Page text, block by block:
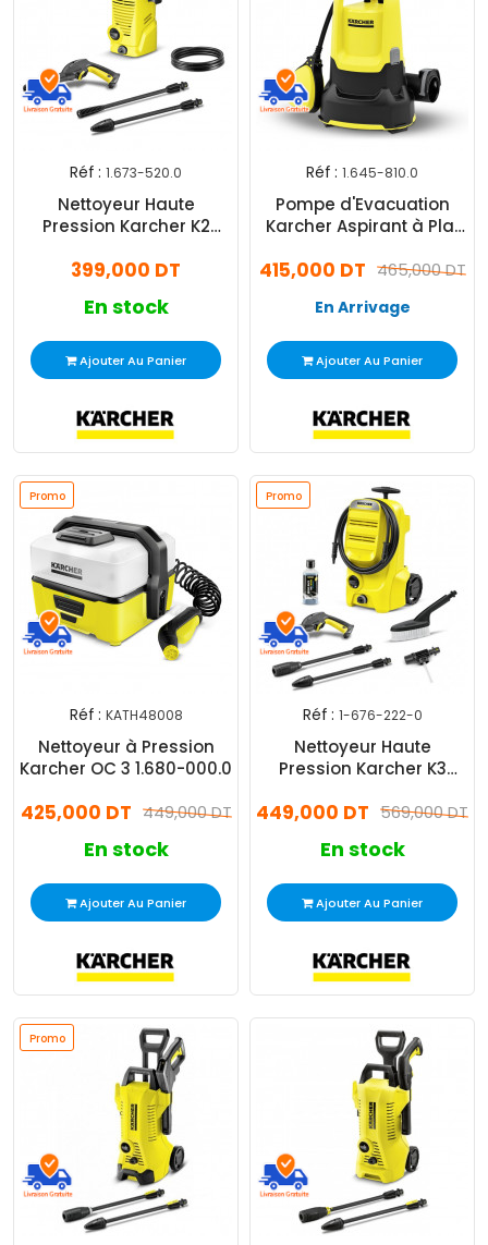
Réf : 1.673-520.0
Nettoyeur Haute
Pression Karcher K2
399,000 DT
En stock
Ajouter Au Panier
Réf : 1.645-810.0
Pompe d'Evacuation
Karcher Aspirant à Plat
465,000 DT
415,000 DT
En Arrivage
Ajouter Au Panier
Promo
Réf : KATH48008
Nettoyeur à Pression
Karcher OC 3 1.680-000.0
449,000 DT
425,000 DT
En stock
Ajouter Au Panier
Promo
Réf : 1-676-222-0
Nettoyeur Haute
Pression Karcher K3
Jaune569,000 DT
449,000 DT
En stock
Ajouter Au Panier
Promo